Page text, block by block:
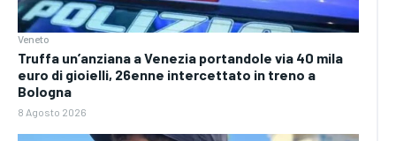
Veneto
Truffa un’anziana a Venezia portandole via 40 mila
euro di gioielli, 26enne intercettato in treno a
Bologna
8 Agosto 2026